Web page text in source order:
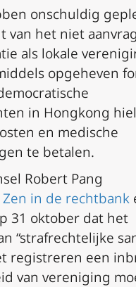
onschuldig
van het niet
als lokale
opgeheven
in Hongkong
en medische
te betalen.
Robert Pang
in de rechtbank
31 oktober dat het
“strafrechtelijke
registreren een
van vereniging